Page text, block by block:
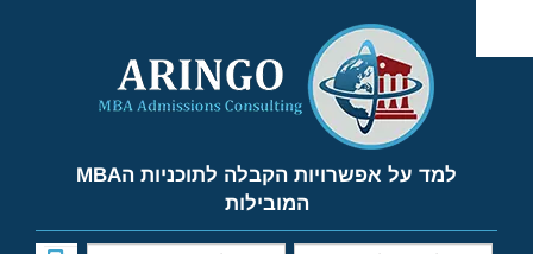
content
למד על אפשרויות הקבלה לתוכניות הMBA
המובילות